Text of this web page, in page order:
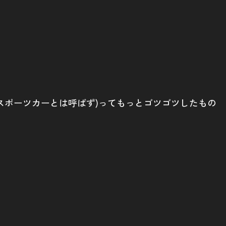
ーツカーとは呼ばず)ってもっとゴツゴツしたもの